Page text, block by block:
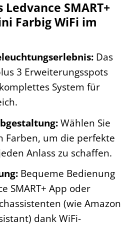
SMART+
Farbig WiFi im
Das
3 Erweiterungsspots
System für
Wählen Sie
Farben, um die perfekte
Anlass zu schaffen.
Bequeme Bedienung
SMART+ App oder
(wie Amazon
dank WiFi-